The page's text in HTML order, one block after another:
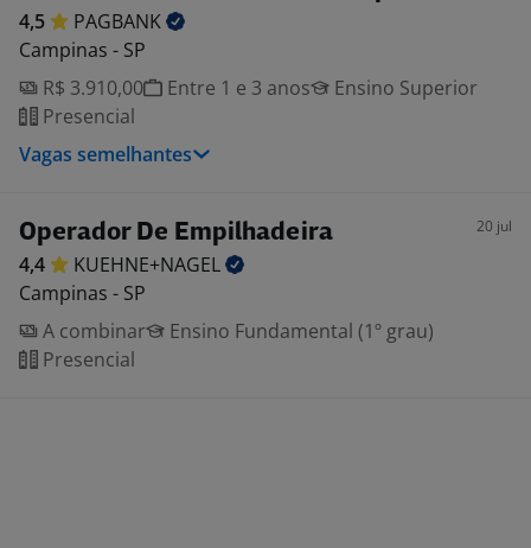
4,5
PAGBANK
Campinas - SP
R$ 3.910,00
Entre 1 e 3 anos
Ensino Superior
Presencial
Vagas semelhantes
Operador De Empilhadeira 20 jul
4,4
KUEHNE+NAGEL
Campinas - SP
A combinar
Ensino Fundamental (1º grau)
Presencial